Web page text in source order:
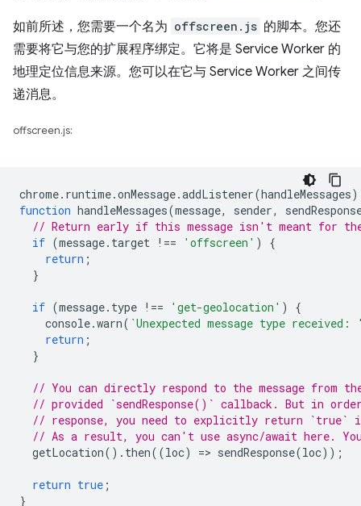
如前所述，您需要一个名为 offscreen.js 的脚本。您还
需要将它与您的扩展程序绑定。它将是 Service Worker 的
地理定位信息来源。您可以在它与 Service Worker 之间传
递消息。
offscreen.js:
chrome. runtime.onMessage.addListener(handleMessages
function handleMessages(message, sender,
// Return early if this message isn't meant for the
if (message. target !== 'offscreen' )
{
return ;
}
if (message. type !== 'get-geolocation' )
{
console.warn( `Unexpected message type received:
return ;
}
// You can directly respond to the message from
// provided `sendResponse()` callback. But in
// response, you need to explicitly return `true` in
// As a result, you can't use async/await here.
getLocation(). then((loc) => sendResponse(loc));
return true ;
}